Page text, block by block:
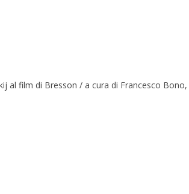
al film di Bresson / a cura di Francesco